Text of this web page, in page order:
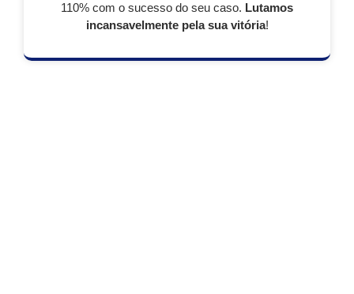
110% com o sucesso do seu caso. Lutamos
incansavelmente pela sua vitória!